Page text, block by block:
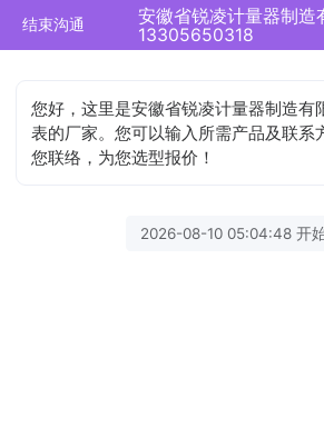
结束沟通
13305650318
您好，这里是安徽省锐凌计量器制造有
表的厂家。您可以输入所需产品及联系
您联络，为您选型报价！
2026-08-10 05:04:48 开